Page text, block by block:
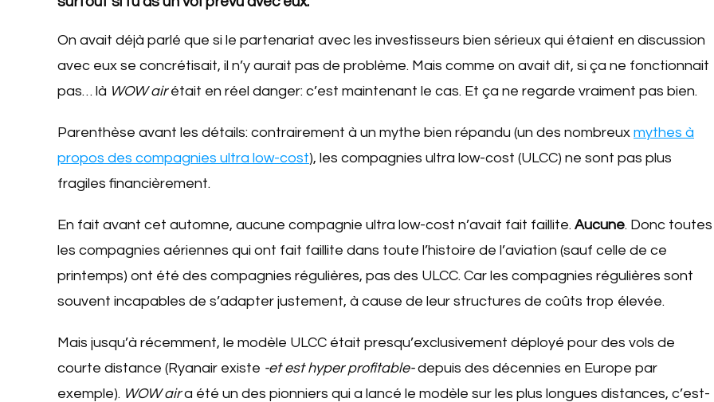
On avait déjà parlé que si le partenariat avec les investisseurs bien sérieux qui étaient en discussion
avec eux se concrétisait, il n’y aurait pas de problème. Mais comme on avait dit, si ça ne fonctionnait
pas… là WOW airétait en réel danger: c’est maintenant le cas. Et ça ne regarde vraiment pas bien.
Parenthèse avant les détails: contrairement à un mythe bien répandu (un des nombreux mythes à
propos des compagnies ultra low-cost), les compagnies ultra low-cost (ULCC) ne sont pas plus
fragiles financièrement.
En fait avant cet automne, aucune compagnie ultra low-cost n’avait fait faillite. Aucune. Donc toutes
les compagnies aériennes qui ont fait faillite dans toute l’histoire de l’aviation (sauf celle de ce
printemps) ont été des compagnies régulières, pas des ULCC. Car les compagnies régulières sont
souvent incapables de s’adapter justement, à cause de leur structures de coûts trop élevée.
Mais jusqu’à récemment, le modèle ULCC était presqu’exclusivement déployé pour des vols de
courte distance (Ryanair existe -et est hyper profitable-depuis des décennies en Europe par
exemple). WOW aira été un des pionniers qui a lancé le modèle sur les plus longues distances, c’est-